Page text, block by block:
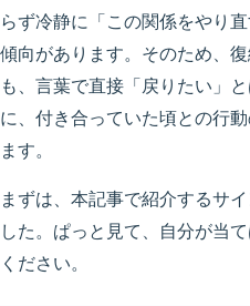
らず冷静に「この関係をやり
傾向があります。そのため、
も、言葉で直接「戻りたい」
に、付き合っていた頃との行
ます。
まずは、本記事で紹介するサ
した。ぱっと見て、自分が当
ください。